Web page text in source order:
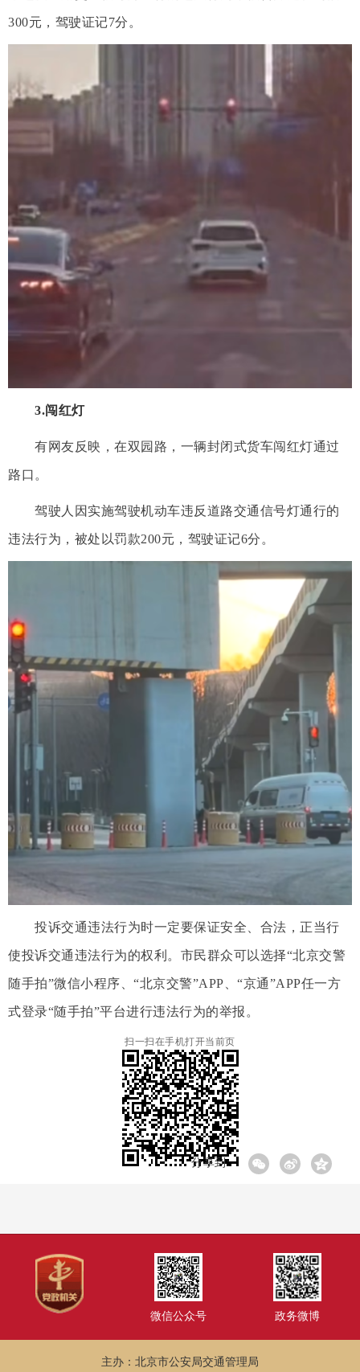
300元，驾驶证记7分。
3.闯红灯
有网友反映，在双园路，一辆封闭式货车闯红灯通过
路口。
驾驶人因实施驾驶机动车违反道路交通信号灯通行的
违法行为，被处以罚款200元，驾驶证记6分。
投诉交通违法行为时一定要保证安全、合法，正当行
使投诉交通违法行为的权利。市民群众可以选择“北京交警
随手拍”微信小程序、“北京交警”APP、“京通”APP任一方
式登录“随手拍”平台进行违法行为的举报。
扫一扫在手机打开当前页
分享到:
微信公众号 政务微博
主办：北京市公安局交通管理局